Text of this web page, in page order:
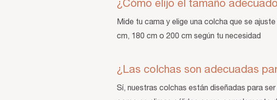
¿Cómo elijo el tamaño
Mide tu cama y elige una colcha que se
cm, 180 cm o 200 cm según tu necesidad
¿Las colchas son adecuadas
Sí, nuestras colchas están diseñadas para